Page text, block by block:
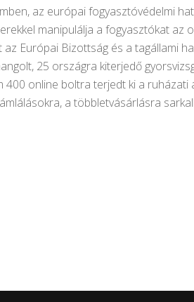
az európai fogyasztóvédelmi
manipulálja a fogyasztókat az
Európai Bizottság és a tagállami
25 országra kiterjedő
online boltra terjedt ki a
a többletvásárlásra